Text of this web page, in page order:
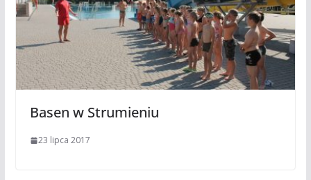
Basen w Strumieniu
23 lipca 2017